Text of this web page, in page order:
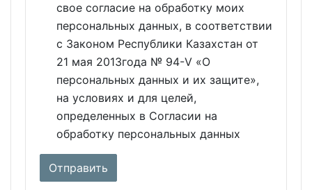
свое согласие на обработку моих
персональных данных, в соответствии
с Законом Республики Казахстан от
21 мая 2013года № 94-V «О
персональных данных и их защите»,
на условиях и для целей,
определенных в Согласии на
обработку персональных данных